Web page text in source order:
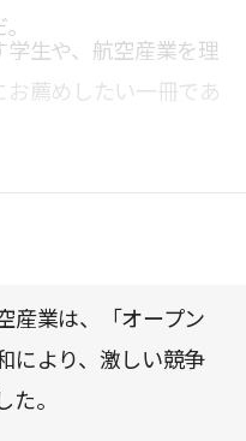
学生や、航空産業を理
薦めしたい一冊であ
産業は、「オープン
により、激しい競争
。